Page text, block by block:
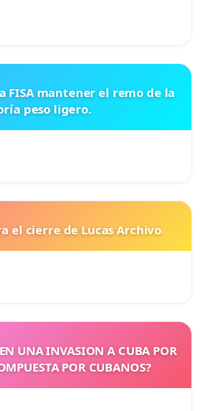
del área médicos de
poder encausar nuestro
peso ligero.
el cierre de Lucas Archivo
UNA INVASION A CUBA POR
POR CUBANOS?